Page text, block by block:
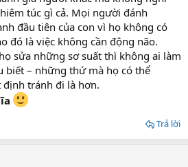
túc gì cả. Mọi người đánh
đầu tiên của con vì họ không có
đó là việc không cần động não.
sửa những sơ suất thì không ai làm
biết – những thứ mà họ có thể
định tránh đi là hơn.
Trả lời